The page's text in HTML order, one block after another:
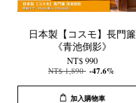
日本製【コスモ】長門簾
《青池倒影》
NT$ 990
NT$ 1,890 -47.6%
加入購物車